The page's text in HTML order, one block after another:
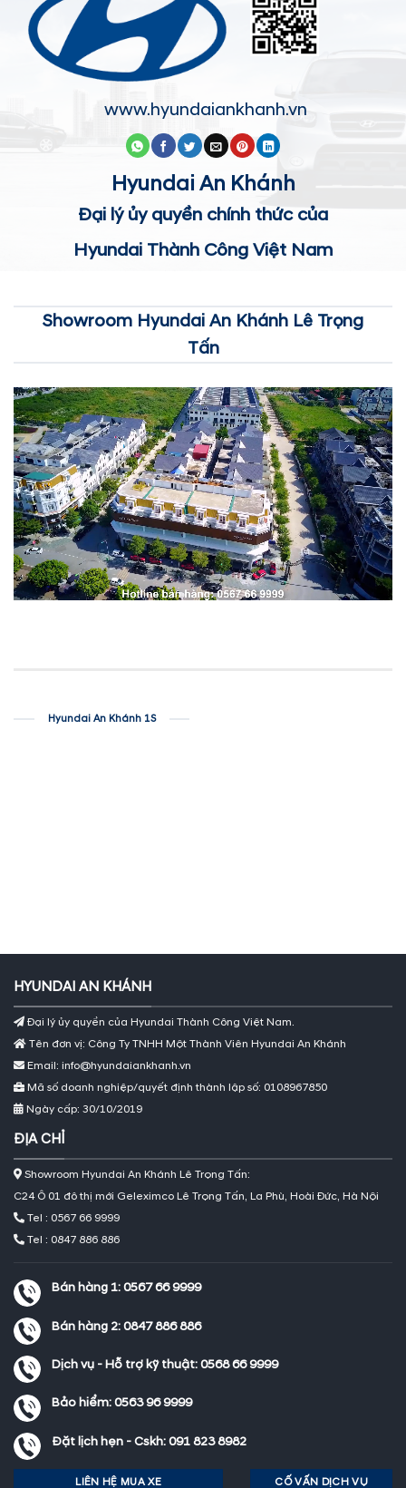
www.hyundaiankhanh.vn
Hyundai An Khánh
Đại lý ủy quyền chính thức của
Hyundai Thành Công Việt Nam
Showroom Hyundai An Khánh Lê Trọng
Tấn
Hyundai An Khánh 1S
HYUNDAI AN KHÁNH
Đại lý ủy quyền của Hyundai Thành Công Việt Nam.
Tên đơn vị: Công Ty TNHH Một Thành Viên Hyundai An Khánh
Email: info@hyundaiankhanh.vn
Mã số doanh nghiệp/quyết định thành lập số: 0108967850
Ngày cấp: 30/10/2019
ĐỊA CHỈ
Showroom Hyundai An Khánh Lê Trọng Tấn:
C24 Ô 01 đô thị mới Geleximco Lê Trọng Tấn, La Phù, Hoài Đức, Hà Nội
Tel : 0567 66 9999
Tel : 0847 886 886
Bán hàng 1:0567 66 9999
Bán hàng 2:0847 886 886
Dịch vụ - Hỗ trợ kỹ thuật:0568 66 9999
Bảo hiểm:0563 96 9999
Đặt lịch hẹn - Cskh:091 823 8982
LIÊN HỆ MUA XE CỐ VẤN DỊCH VỤ